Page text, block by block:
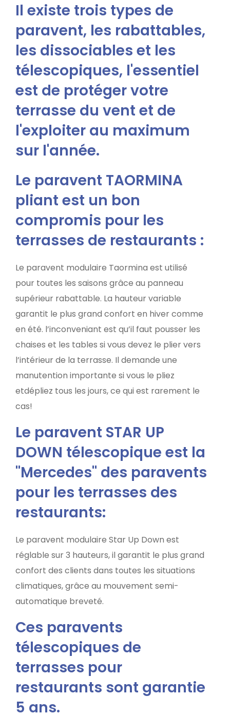
Il existe trois types de
paravent, les rabattables,
les dissociables et les
télescopiques, l'essentiel
est de protéger votre
terrasse du vent et de
l'exploiter au maximum
sur l'année.
Le paravent TAORMINA
pliant est un bon
compromis pour les
terrasses de restaurants :
Le paravent modulaire Taormina est utilisé
pour toutes les saisons grâce au panneau
supérieur rabattable. La hauteur variable
garantit le plus grand confort en hiver comme
en été. l’inconveniant est qu’il faut pousser les
chaises et les tables si vous devez le plier vers
l’intérieur de la terrasse. Il demande une
manutention importante si vous le pliez
etdépliez tous les jours, ce qui est rarement le
cas!
Le paravent STAR UP
DOWN télescopique est la
"Mercedes" des paravents
pour les terrasses des
restaurants:
Le paravent modulaire Star Up Down est
réglable sur 3 hauteurs, il garantit le plus grand
confort des clients dans toutes les situations
climatiques, grâce au mouvement semi-
automatique breveté.
Ces paravents
télescopiques de
terrasses pour
restaurants sont garantie
5 ans.